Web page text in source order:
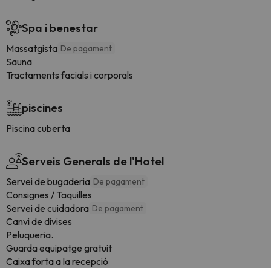
Spa i benestar
Massatgista De pagament
Sauna
Tractaments facials i corporals
piscines
Piscina cuberta
Serveis Generals de l'Hotel
Servei de bugaderia De pagament
Consignes / Taquilles
Servei de cuidadora De pagament
Canvi de divises
Peluqueria.
Guarda equipatge gratuit
Caixa forta a la recepció